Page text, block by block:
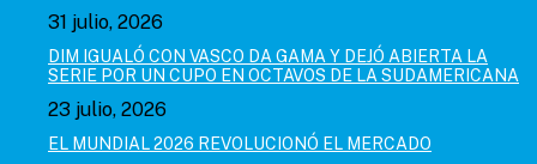
31 julio, 2026
DIM IGUALÓ CON VASCO DA GAMA Y DEJÓ ABIERTA LA
SERIE POR UN CUPO EN OCTAVOS DE LA SUDAMERICANA
23 julio, 2026
EL MUNDIAL 2026 REVOLUCIONÓ EL MERCADO